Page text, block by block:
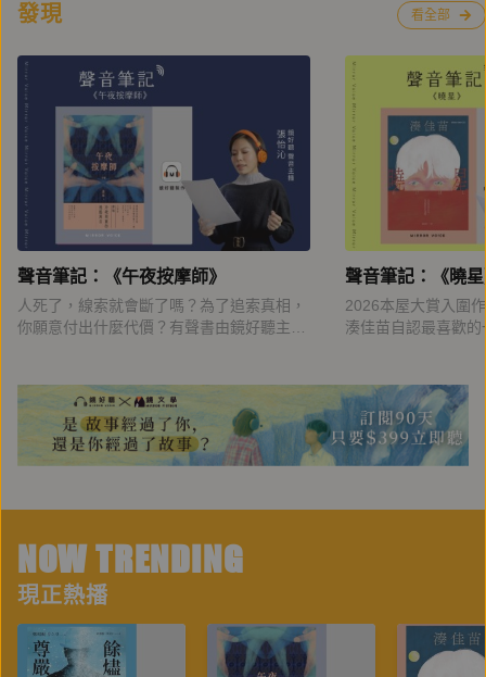
發現 看全部
聲音筆記：《午夜按摩師》
人死了，線索就會斷了嗎？為了追索真相，
你願意付出什麼代價？有聲書由鏡好聽主播
聲音筆記：《曉
2026本屋大賞入圍
湊佳苗自認最喜歡
贖。
NOW TRENDING
現正熱播